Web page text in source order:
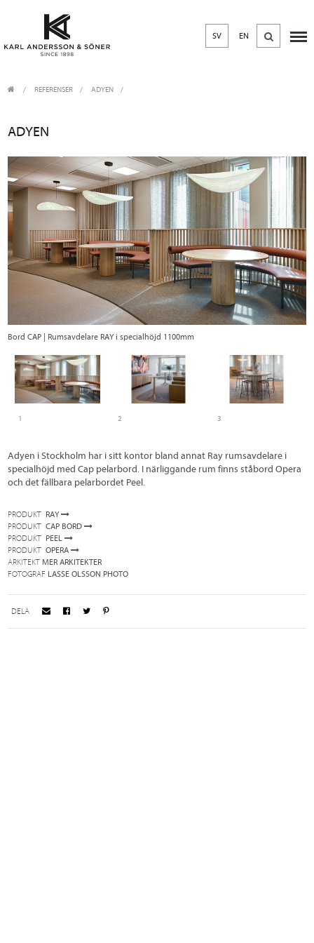
SV EN
REFERENSER ADYEN
ADYEN
Bord CAP | Rumsavdelare RAY i specialhöjd 1100mm
1 2 3
Adyen i Stockholm har i sitt kontor bland annat Ray rumsavdelare i
specialhöjd med Cap pelarbord. I närliggande rum finns ståbord Opera
och det fällbara pelarbordet Peel.
PRODUKT RAY
PRODUKT CAP BORD
PRODUKT PEEL
PRODUKT OPERA
ARKITEKT MER ARKITEKTER
FOTOGRAF LASSE OLSSON PHOTO
DELA